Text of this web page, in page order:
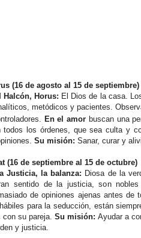
(16 de agosto al 15 de septiembre)
Horus: El Dios de la casa.
metódicos y pacientes.
En el amor buscan una
todos los órdenes, que sea culta y
Su misión: Sanar, curar y
(16 de septiembre al 15 de octubre)
Justicia, la balanza: Diosa de la
sentido de la justicia, son
de opiniones ajenas antes de
para la seducción, están
con su pareja. Su misión: Ayudar a
y justicia.